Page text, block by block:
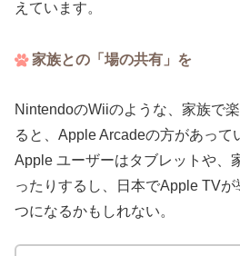
えています。
家族との「場の共有」を
NintendoのWiiのような、家族で
ると、Apple Arcadeの方があって
Apple ユーザーはタブレットや、
ったりするし、日本でApple TVが
つになるかもしれない。